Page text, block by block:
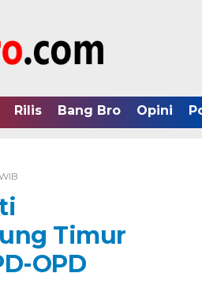
Rilis Bang Bro Opini
Timur
OPD